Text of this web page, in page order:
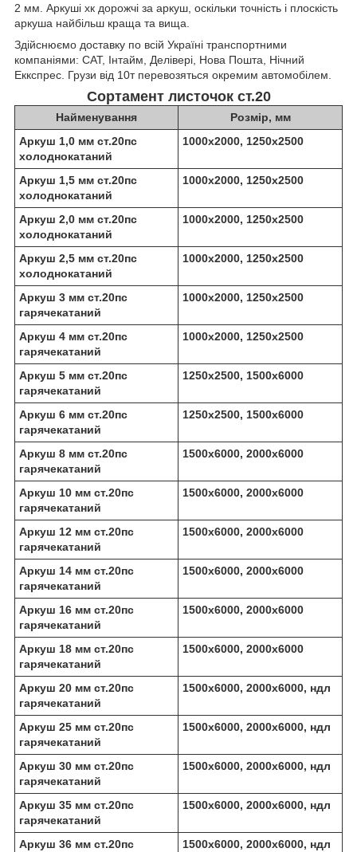
2 мм. Аркуші хк дорожчі за аркуш, оскільки точність і плоскість
аркуша найбільш краща та вища.
Здійснюємо доставку по всій Україні транспортними
компаніями: САТ, Інтайм, Делівері, Нова Пошта, Нічний
Еккспрес. Грузи від 10т перевозяться окремим автомобілем.
Сортамент листочок ст.20
Найменування
Розмір, мм
Аркуш 1,0 мм ст.20пс
холоднокатаний
1000х2000, 1250х2500
Аркуш 1,5 мм ст.20пс
холоднокатаний
1000х2000, 1250х2500
Аркуш 2,0 мм ст.20пс
холоднокатаний
1000х2000, 1250х2500
Аркуш 2,5 мм ст.20пс
холоднокатаний
1000х2000, 1250х2500
Аркуш 3 мм ст.20пс
гарячекатаний
1000х2000, 1250х2500
Аркуш 4 мм ст.20пс
гарячекатаний
1000х2000, 1250х2500
Аркуш 5 мм ст.20пс
гарячекатаний
1250х2500, 1500х6000
Аркуш 6 мм ст.20пс
гарячекатаний
1250х2500, 1500х6000
Аркуш 8 мм ст.20пс
гарячекатаний
1500х6000, 2000х6000
Аркуш 10 мм ст.20пс
гарячекатаний
1500х6000, 2000х6000
Аркуш 12 мм ст.20пс
гарячекатаний
1500х6000, 2000х6000
Аркуш 14 мм ст.20пс
гарячекатаний
1500х6000, 2000х6000
Аркуш 16 мм ст.20пс
гарячекатаний
1500х6000, 2000х6000
Аркуш 18 мм ст.20пс
гарячекатаний
1500х6000, 2000х6000
Аркуш 20 мм ст.20пс
гарячекатаний
1500х6000, 2000х6000, ндл
Аркуш 25 мм ст.20пс
гарячекатаний
1500х6000, 2000х6000, ндл
Аркуш 30 мм ст.20пс
гарячекатаний
1500х6000, 2000х6000, ндл
Аркуш 35 мм ст.20пс
гарячекатаний
1500х6000, 2000х6000, ндл
Аркуш 36 мм ст.20пс 1500х6000, 2000х6000, ндл